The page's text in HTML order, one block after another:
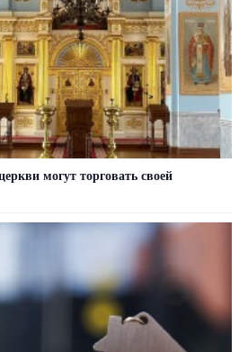
могут торговать своей